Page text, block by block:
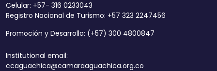
Celular: +57- 316 0233043
Registro Nacional de Turismo: +57 323 2247456
Promoción y Desarrollo: (+57) 300 4800847
Institutional email:
ccaguachica@camaraaguachica.org.co